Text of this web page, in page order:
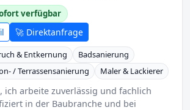
verfügbar
🚀 Direktanfrage
& Entkernung
Badsanierung
/ Terrassensanierung
Maler & Lackierer
ich arbeite zuverlässig und fachlich
in der Baubranche und bei